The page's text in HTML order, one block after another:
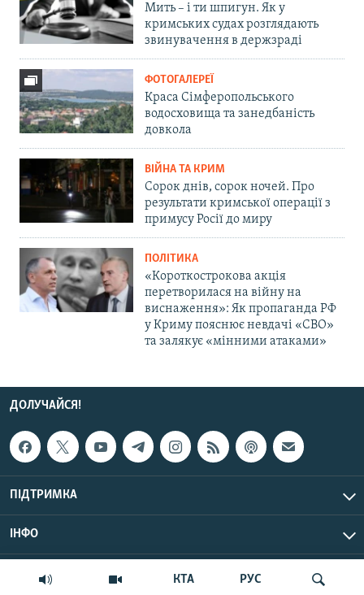
КТА РУС
Мить – і ти шпигун. Як у
кримських судах розглядають
звинувачення в держзраді
ФОТОГАЛЕРЕЇ
Краса Сімферопольського
водосховища та занедбаність
довкола
ВІЙНА ТА КРИМ
Сорок днів, сорок ночей. Про
результати кримської операції з
примусу Росії до миру
ПОЛІТИКА
«Короткострокова акція
перетворилася на війну на
виснаження»: Як пропаганда РФ
у Криму пояснює невдачі «СВО»
та залякує «мінними атаками»
ДОЛУЧАЙСЯ!
ПІДТРИМКА
ІНФО
© Крим.Реалії, 2026 | Усі права застережено.